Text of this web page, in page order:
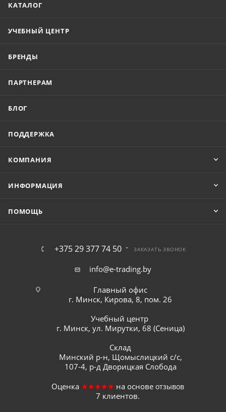
КАТАЛОГ
УЧЕБНЫЙ ЦЕНТР
БРЕНДЫ
ПАРТНЕРАМ
БЛОГ
ПОДДЕРЖКА
КОМПАНИЯ
ИНФОРМАЦИЯ
ПОМОЩЬ
+375 29 377 74 50 ЗАКАЗАТЬ ЗВОНОК
info@e-trading.by
Главный офис
г. Минск, Кирова, 8, пом. 26
Учебный центр
г. Минск, ул. Мирутки, 68 (Сеница)
Склад
Минский р-н, Щомыслицкий с/с,
107-4, р-д Дворицкая Слобода
Оценка ★★★★★ на основе отзывов
7 клиентов.